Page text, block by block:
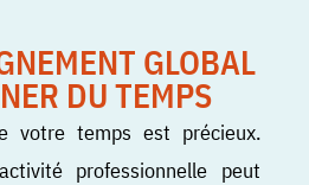
GLOBAL
DU TEMPS
votre temps est précieux.
professionnelle peut